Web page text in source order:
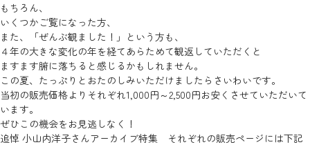
もちろん、
いくつかご覧になった方、
また、「ぜんぶ観ました！」という方も、
４年の大きな変化の年を経てあらためて観返していただくと
ますます腑に落ちると感じるかもしれません。
この夏、たっぷりとおたのしみいただけましたらさいわいです。
当初の販売価格よりそれぞれ1,000円～2,500円お安くさせていただいて
います。
ぜひこの機会をお見逃しなく！
追悼 小山内洋子さんアーカイブ特集 それぞれの販売ページには下記